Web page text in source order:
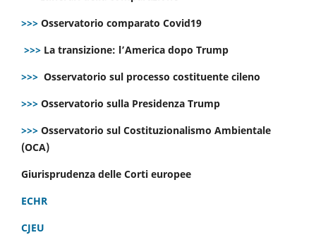
>>> Osservatorio comparato Covid19
>>> La transizione: l’America dopo Trump
>>> Osservatorio sul processo costituente cileno
>>> Osservatorio sulla Presidenza Trump
>>> Osservatorio sul Costituzionalismo Ambientale
(OCA)
Giurisprudenza delle Corti europee
ECHR
CJEU